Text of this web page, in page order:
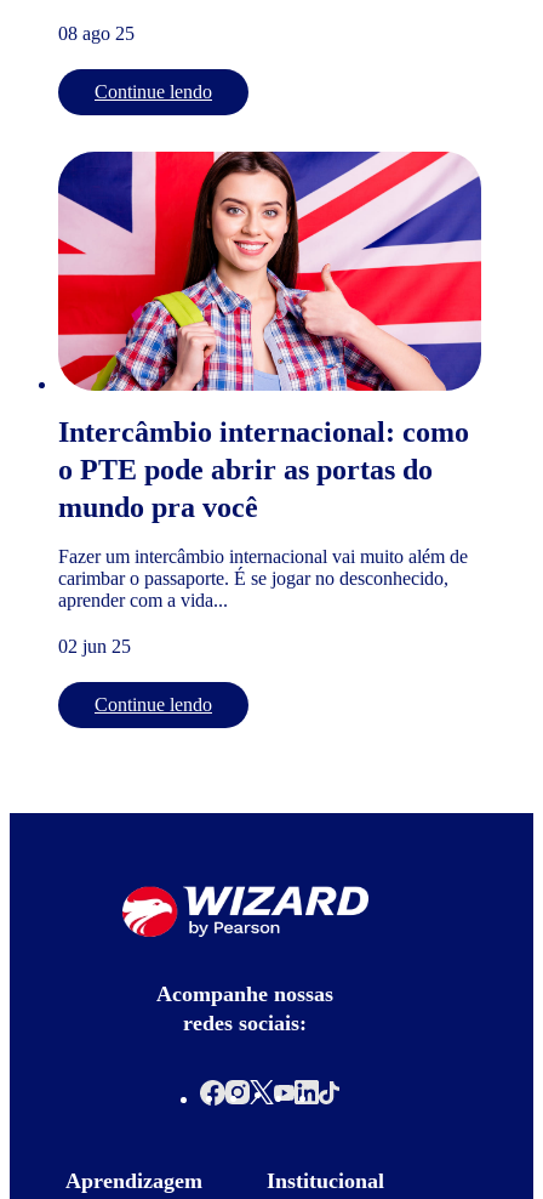
08 ago 25
Continue lendo
Intercâmbio internacional: como
o PTE pode abrir as portas do
mundo pra você
Fazer um intercâmbio internacional vai muito além de
carimbar o passaporte. É se jogar no desconhecido,
aprender com a vida...
02 jun 25
Continue lendo
Acompanhe nossas
redes sociais:
Aprendizagem Institucional